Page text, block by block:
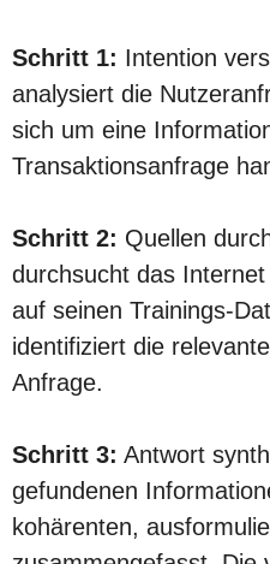
Schritt 1: Intention
analysiert die
sich um eine
Transaktionsanfrage
Schritt 2: Quellen
durchsucht das
auf seinen Trainings-
identifiziert die
Anfrage.
Schritt 3: Antwort
gefundenen
kohärenten,